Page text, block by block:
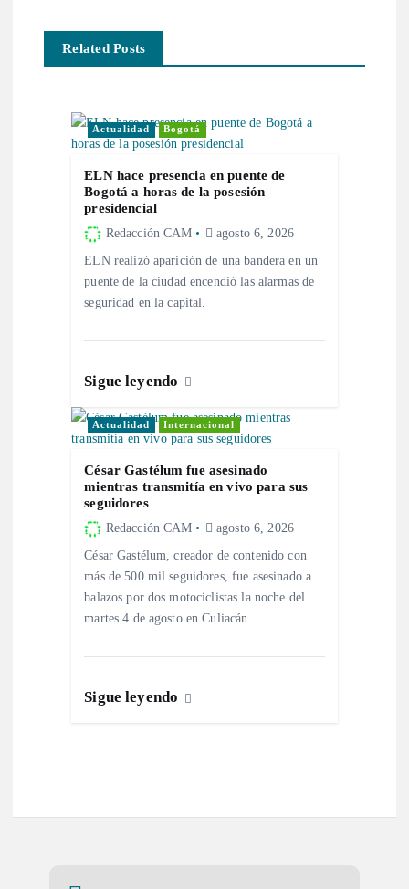
a
c
Related Posts
Actualidad Bogotá
ELN hace presencia en puente de
Bogotá a horas de la posesión
presidencial
Redacción CAM agosto 6, 2026
ELN realizó aparición de una bandera en un
puente de la ciudad encendió las alarmas de
seguridad en la capital.
Sigue leyendo
Actualidad Internacional
César Gastélum fue asesinado
mientras transmitía en vivo para sus
seguidores
Redacción CAM agosto 6, 2026
César Gastélum, creador de contenido con
más de 500 mil seguidores, fue asesinado a
balazos por dos motociclistas la noche del
martes 4 de agosto en Culiacán.
Sigue leyendo